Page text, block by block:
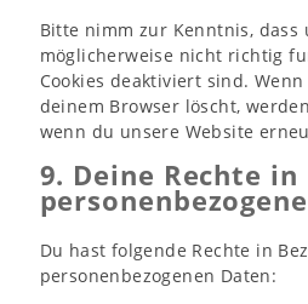
Bitte nimm zur Kenntnis, dass
möglicherweise nicht richtig
Cookies deaktiviert sind.
deinem Browser löscht,
wenn du unsere Website
9. Deine Rechte in
Du hast folgende Rechte in
personenbezogenen Daten: